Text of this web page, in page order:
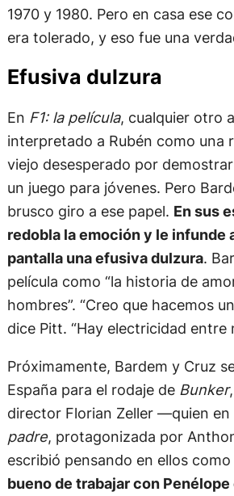
1970 y 1980. Pero en casa ese
era tolerado, y eso fue una
Efusiva dulzura
En F1: la película, cualquier otro
interpretado a Rubén como una
viejo desesperado por
un juego para jóvenes. Pero
brusco giro a ese papel. En sus
redobla la emoción y le infunde
pantalla una efusiva dulzura.
película como “la historia de
hombres”. “Creo que hacemos
dice Pitt. “Hay electricidad entre
Próximamente, Bardem y Cruz
España para el rodaje de Bunker
director Florian Zeller —quien
padre, protagonizada por
escribió pensando en ellos como
bueno de trabajar con Penélope